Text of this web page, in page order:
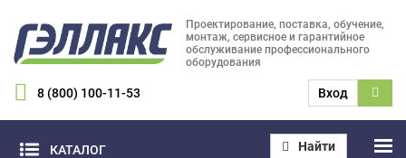
Проектирование, поставка, обучение,
монтаж, сервисное и гарантийное
обслуживание профессионального
оборудования
8 (800) 100-11-53 Вход
КАТАЛОГ Найти